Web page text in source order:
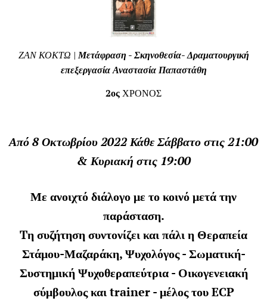
ΖΑΝ ΚΟΚΤΩ |Μετάφραση - Σκηνοθεσία- Δραματουργική
επεξεργασία Αναστασία Παπαστάθη
2οςΧΡΟΝΟΣ
Από 8 Οκτωβρίου 2022 Κάθε Σάββατο στις 21:00
& Κυριακή στις 19:00
Με ανοιχτό διάλογο με το κοινό μετά την
παράσταση.
Tη συζήτηση συντονίζει και πάλι η Θεραπεία
Στάμου-Μαζαράκη, Ψυχολόγος - Σωματική-
Συστημική Ψυχοθεραπεύτρια - Οικογενειακή
σύμβουλος και trainer - μέλος του ECP